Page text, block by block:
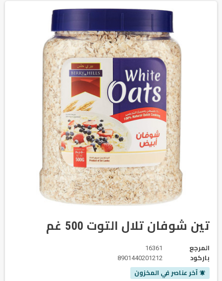
تين شوفان تلال التوت 500 غم
المرجع
16361
باركود
8901440201212
notifications_active آخر عناصر في المخزون